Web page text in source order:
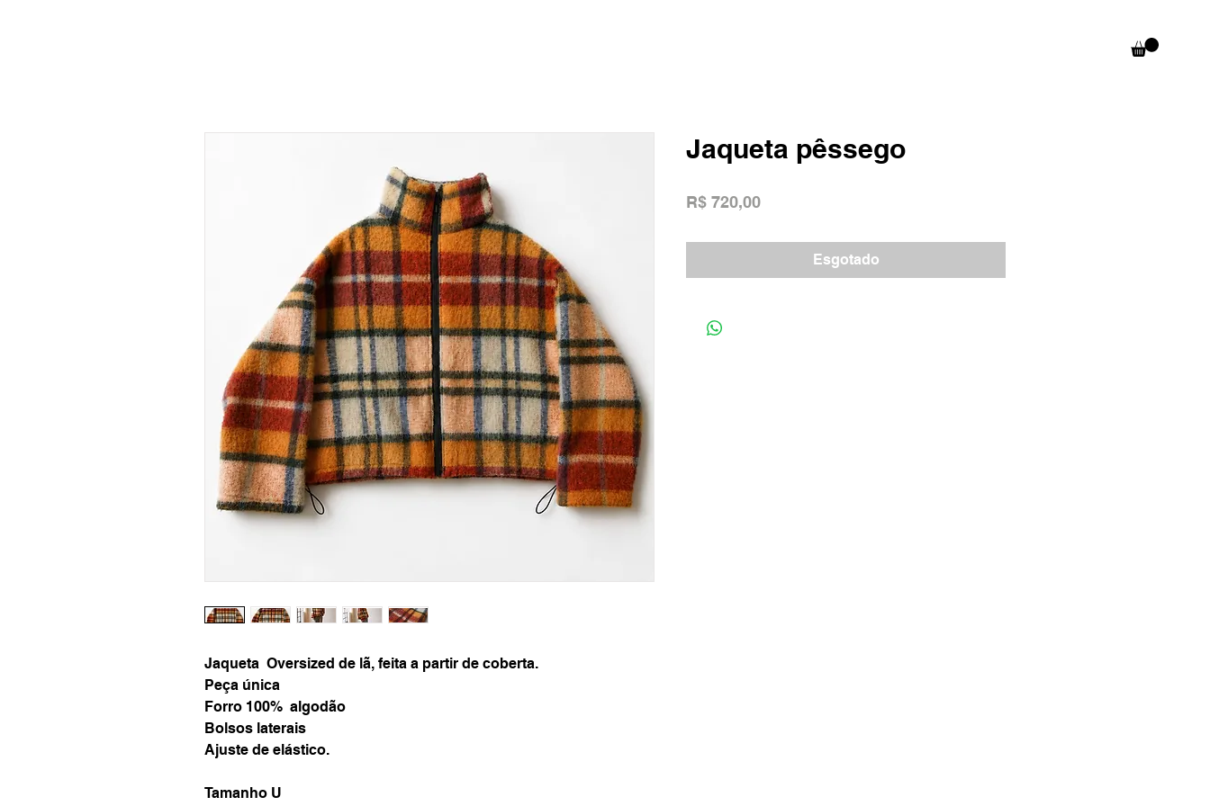
Jaqueta Oversized de lã, feita a partir de coberta.
Peça única
Forro 100% algodão
Bolsos laterais
Ajuste de elástico.
Tamanho U
Jaqueta pêssego
R$ 720,00Preço
Esgotado